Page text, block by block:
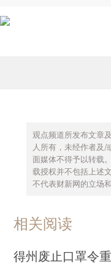
观点频道所发布文章
人所有，未经作者及/
面媒体不得予以转载
载授权并不包括上述
不代表财新网的立场和
相关阅读
得州废止口罩令